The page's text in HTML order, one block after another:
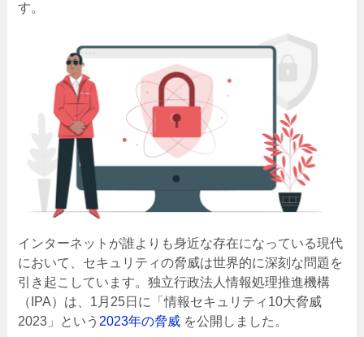
す。
インターネットが誰よりも身近な存在になっている現代
において、セキュリティの脅威は世界的に深刻な問題を
引き起こしています。独立行政法人情報処理推進機構
（IPA）は、1月25日に「情報セキュリティ10大脅威
2023」という 2023年の脅威 を公開しました。